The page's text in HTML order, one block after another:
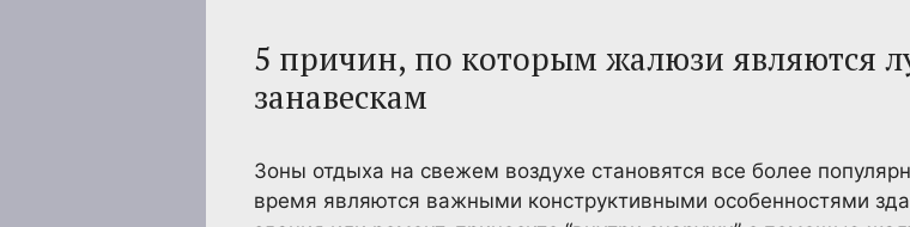
5 причин, по которым жалюзи являются
занавескам
Зоны отдыха на свежем воздухе становятся все более
время являются важными конструктивными особенностями